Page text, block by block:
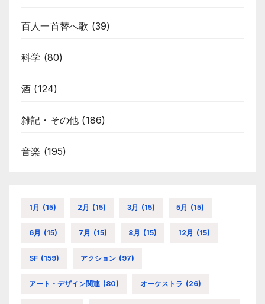
百人一首替へ歌 (39)
科学 (80)
酒 (124)
雑記・その他 (186)
音楽 (195)
1月 (15) 2月 (15) 3月 (15) 5月 (15)
6月 (15) 7月 (15) 8月 (15) 12月 (15)
SF (159) アクション (97)
アート・デザイン関連 (80) オーケストラ (26)